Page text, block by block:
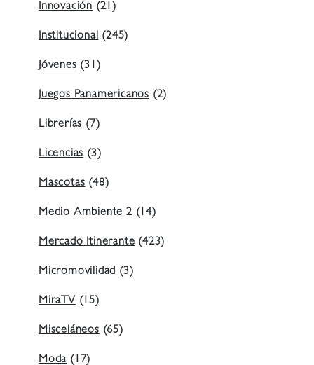
Innovación (21)
Institucional (245)
Jóvenes (31)
Juegos Panamericanos (2)
Librerías (7)
Licencias (3)
Mascotas (48)
Medio Ambiente 2(14)
Mercado Itinerante (423)
Micromovilidad (3)
MiraTV (15)
Misceláneos (65)
Moda (17)